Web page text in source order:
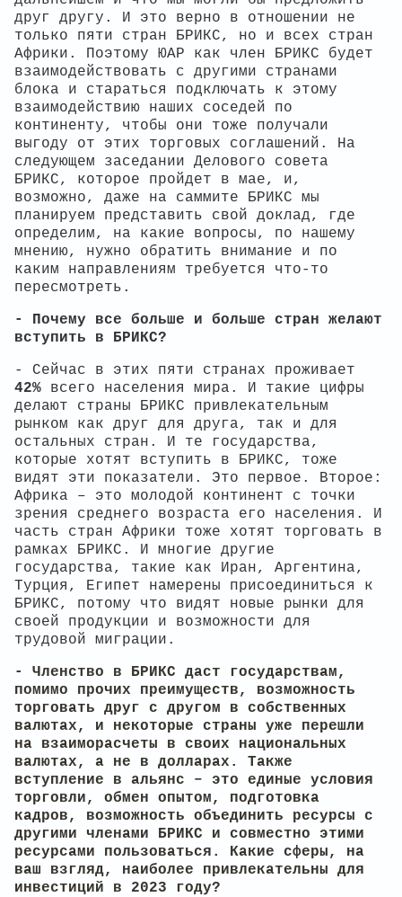
друг другу. И это верно в отношении не
только пяти стран БРИКС, но и всех стран
Африки. Поэтому ЮАР как член БРИКС будет
взаимодействовать с другими странами
блока и стараться подключать к этому
взаимодействию наших соседей по
континенту, чтобы они тоже получали
выгоду от этих торговых соглашений.
На
следующем заседании Делового совета
БРИКС, которое пройдет в мае, и,
возможно, даже на саммите БРИКС мы
планируем представить свой доклад, где
определим, на какие вопросы, по нашему
мнению, нужно обратить внимание и по
каким направлениям требуется что-то
пересмотреть.
- Почему все больше и больше стран желают
вступить в БРИКС?
- Сейчас в этих пяти странах проживает
42% всего населения мира. И такие цифры
делают страны БРИКС привлекательным
рынком как друг для друга, так и для
остальных стран. И те государства,
которые хотят вступить в БРИКС, тоже
видят эти показатели. Это первое. Второе:
Африка – это молодой континент с точки
зрения среднего возраста его населения. И
часть стран Африки тоже хотят торговать в
рамках БРИКС. И многие другие
государства, такие как Иран, Аргентина,
Турция, Египет намерены присоединиться к
БРИКС, потому что видят новые рынки для
своей продукции и возможности для
трудовой миграции.
- Членство в БРИКС даст государствам,
помимо прочих преимуществ, возможность
торговать друг с другом в собственных
валютах, и некоторые страны уже перешли
на взаиморасчеты в своих национальных
валютах, а не в долларах. Также
вступление в альянс – это единые условия
торговли, обмен опытом, подготовка
кадров, возможность объединить ресурсы с
другими членами БРИКС и совместно этими
ресурсами пользоваться. Какие сферы, на
ваш взгляд, наиболее привлекательны для
инвестиций в 2023 году?